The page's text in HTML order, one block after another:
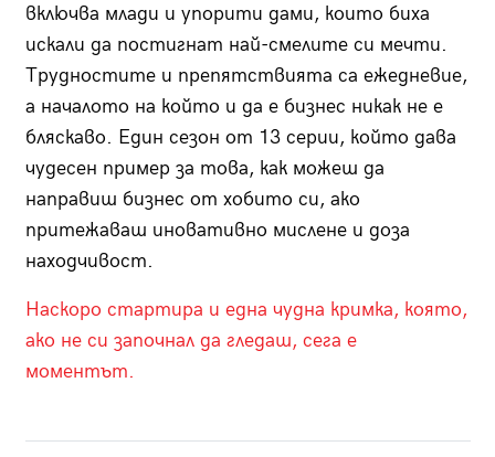
включва млади и упорити дами, които биха
искали да постигнат най-смелите си мечти.
Трудностите и препятствията са ежедневие,
а началото на който и да е бизнес никак не е
бляскаво. Един сезон от 13 серии, който дава
чудесен пример за това, как можеш да
направиш бизнес от хобито си, ако
притежаваш иновативно мислене и доза
находчивост.
Наскоро стартира и една чудна кримка, която,
ако не си започнал да гледаш, сега е
моментът.